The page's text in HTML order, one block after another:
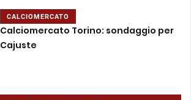
CALCIOMERCATO
Calciomercato Torino: sondaggio per
Cajuste